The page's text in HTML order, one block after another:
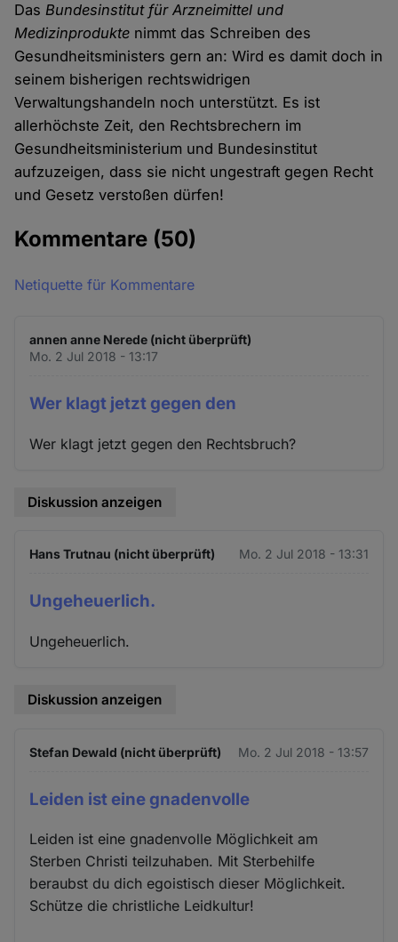
DasBundesinstitut für Arzneimittel und
Medizinprodukte nimmt das Schreiben des
Gesundheitsministers gern an: Wird es damit doch in
seinem bisherigen rechtswidrigen
Verwaltungshandeln noch unterstützt. Es ist
allerhöchste Zeit, den Rechtsbrechern im
Gesundheitsministerium und Bundesinstitut
aufzuzeigen, dass sie nicht ungestraft gegen Recht
und Gesetz verstoßen dürfen!
Kommentare (50)
Netiquette für Kommentare
annen anne Nerede (nicht überprüft)
Mo. 2 Jul 2018 - 13:17
Wer klagt jetzt gegen den
Wer klagt jetzt gegen den Rechtsbruch?
Diskussion anzeigen
Hans Trutnau (nicht überprüft) Mo. 2 Jul 2018 - 13:31
Ungeheuerlich.
Ungeheuerlich.
Diskussion anzeigen
Stefan Dewald (nicht überprüft) Mo. 2 Jul 2018 - 13:57
Leiden ist eine gnadenvolle
Leiden ist eine gnadenvolle Möglichkeit am
Sterben Christi teilzuhaben. Mit Sterbehilfe
beraubst du dich egoistisch dieser Möglichkeit.
Schütze die christliche Leidkultur!